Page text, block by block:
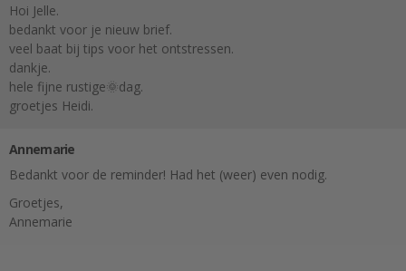
Hoi Jelle.
bedankt voor je nieuw brief.
veel baat bij tips voor het ontstressen.
dankje.
hele fijne rustige🌞dag.
groetjes Heidi.
Annemarie
Bedankt voor de reminder! Had het (weer) even nodig.
Groetjes,
Annemarie